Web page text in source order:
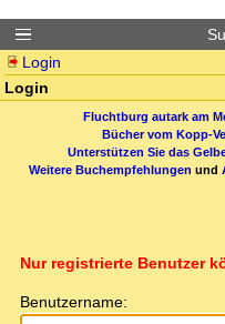
Login
Login
Fluchtburg autark am
Bücher vom Kopp-
Unterstützen Sie das
Weitere Buchempfehlungen und
Nur registrierte Benutzer
Benutzername: